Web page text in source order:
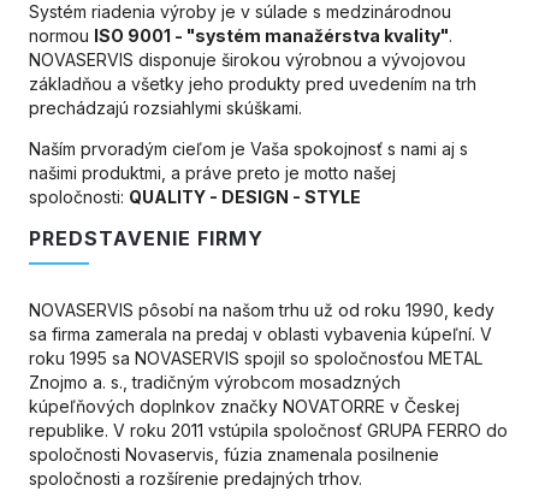
Systém riadenia výroby je v súlade s medzinárodnou
normou ISO 9001 - "systém manažérstva kvality".
NOVASERVIS disponuje širokou výrobnou a vývojovou
základňou a všetky jeho produkty pred uvedením na trh
prechádzajú rozsiahlymi skúškami.
Naším prvoradým cieľom je Vaša spokojnosť s nami aj s
našimi produktmi, a práve preto je motto našej
spoločnosti: QUALITY - DESIGN - STYLE
PREDSTAVENIE FIRMY
NOVASERVIS pôsobí na našom trhu už od roku 1990, kedy
sa firma zamerala na predaj v oblasti vybavenia kúpeľní. V
roku 1995 sa NOVASERVIS spojil so spoločnosťou METAL
Znojmo a. s., tradičným výrobcom mosadzných
kúpeľňových doplnkov značky NOVATORRE v Českej
republike. V roku 2011 vstúpila spoločnosť GRUPA FERRO do
spoločnosti Novaservis, fúzia znamenala posilnenie
spoločnosti a rozšírenie predajných trhov.